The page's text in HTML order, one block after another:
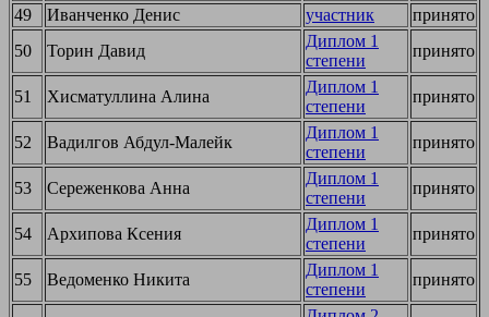
49
Иванченко Денис участник
принято
50
Торин Давид
Диплом 1
степени
принято
51 Хисматуллина Алина
Диплом 1
степени
принято
52 Вадилгов Абдул-Малейк
Диплом 1
степени
принято
53 Сереженкова Анна
Диплом 1
степени
принято
54 Архипова Ксения
Диплом 1
степени
принято
55 Ведоменко Никита
Диплом 1
степени
принято